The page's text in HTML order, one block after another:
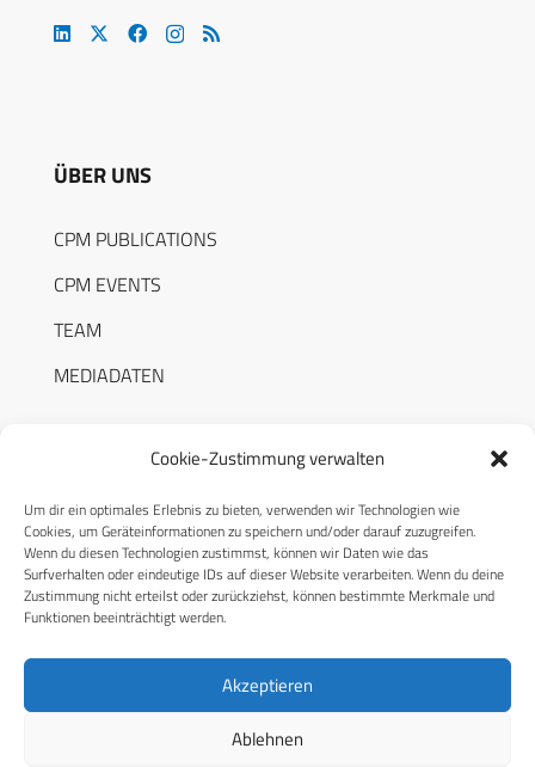
Cookie-Zustimmung verwalten
Um dir ein optimales Erlebnis zu bieten, verwenden wir Technologien wie
Cookies, um Geräteinformationen zu speichern und/oder darauf zuzugreifen.
Wenn du diesen Technologien zustimmst, können wir Daten wie das
Surfverhalten oder eindeutige IDs auf dieser Website verarbeiten. Wenn du deine
Zustimmung nicht erteilst oder zurückziehst, können bestimmte Merkmale und
Funktionen beeinträchtigt werden.
Akzeptieren
Ablehnen
ÜBER UNS
CPM PUBLICATIONS
CPM EVENTS
TEAM
MEDIADATEN
RECHTLICHES
Datenschutzerklärung
Cookie-Richtlinie (EU)